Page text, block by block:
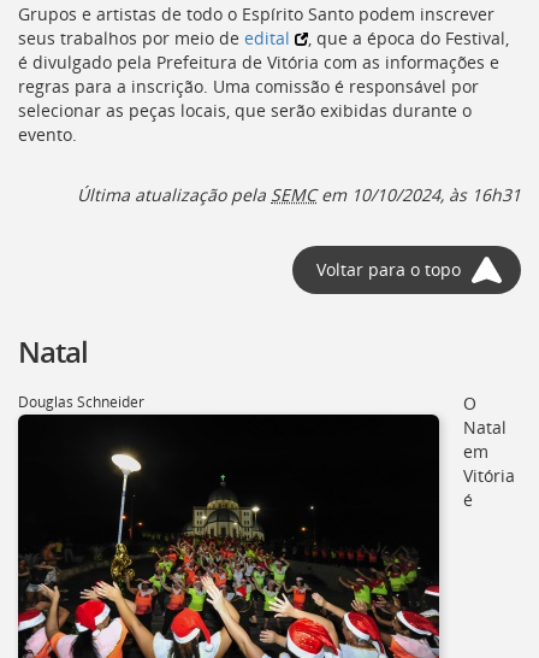
Grupos e artistas de todo o Espírito Santo podem inscrever
seus trabalhos por meio de edital
, que a época do Festival,
é divulgado pela Prefeitura de Vitória com as informações e
regras para a inscrição. Uma comissão é responsável por
selecionar as peças locais, que serão exibidas durante o
evento.
Última atualização pela SEMCem 10/10/2024, às 16h31
Voltar para o topo
Natal
Douglas Schneider
O
Natal
em
Vitória
é